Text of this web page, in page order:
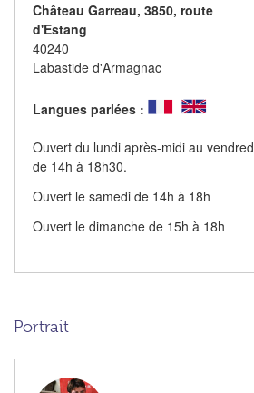
Château Garreau, 3850, route
d'Estang
40240
Labastide d'Armagnac
Langues parlées :
Ouvert du lundi après-midi au
de 14h à 18h30.
Ouvert le samedi de 14h à 18h
Ouvert le dimanche de 15h à 18h
Portrait